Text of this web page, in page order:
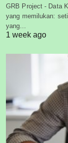
GRB Project - Data
yang memilukan:
yang…
1 week ago